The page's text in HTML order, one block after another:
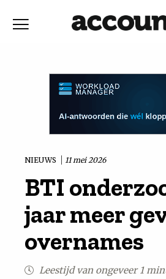
Vaktechniek
Achtergrond
NIEUWS 11 mei 2026
BTI
jaar meer
overnames
Leestijd van ongeveer 1